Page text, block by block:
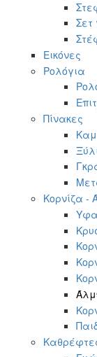
Σετ
Εικόνες
Ρολόγια
Πίνακες
Κορνίζα -